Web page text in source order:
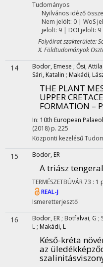
Tudományos
Nyilvános idéző
Nem jelölt: 0 | WoS
jelölt: 9 | DOI jelölt: 9
Folyóirat szakterülete:
X. Földtudományok
14 Bodor, Emese ; Ősi, Attila
Sári, Katalin ; Makádi,
THE PLANT
UPPER
FORMATION –
In: 10th European
(2018) p. 225
Központi kezelésű
15 Bodor, ER
A triász
TERMÉSZETBÚVÁR73 : 1
REAL-J
Ismeretterjesztő
16 Bodor, ER ; Botfalvai, G ;
L ; Makádi, L
Késő-kréta
az